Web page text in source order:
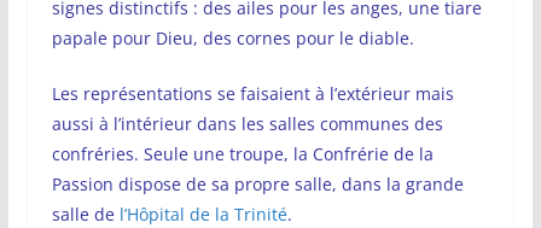
signes distinctifs : des ailes pour les anges, une tiare
papale pour Dieu, des cornes pour le diable.
Les représentations se faisaient à l’extérieur mais
aussi à l’intérieur dans les salles communes des
confréries. Seule une troupe, la Confrérie de la
Passion dispose de sa propre salle, dans la grande
salle de l’Hôpital de la Trinité.